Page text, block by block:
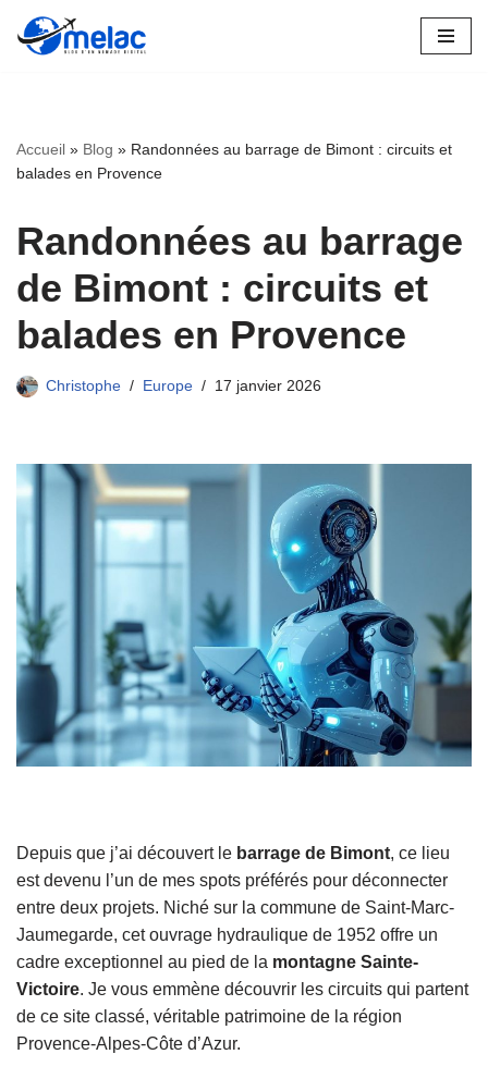
Aller
Accueil » Blog » Randonnées au barrage de Bimont : circuits et
balades en Provence
Randonnées au barrage
de Bimont : circuits et
balades en Provence
Christophe Europe 17 janvier 2026
Depuis que j’ai découvert le barrage de Bimont, ce lieu
est devenu l’un de mes spots préférés pour déconnecter
entre deux projets. Niché sur la commune de Saint-Marc-
Jaumegarde, cet ouvrage hydraulique de 1952 offre un
cadre exceptionnel au pied de la montagne Sainte-
Victoire. Je vous emmène découvrir les circuits qui partent
de ce site classé, véritable patrimoine de la région
Provence-Alpes-Côte d’Azur.